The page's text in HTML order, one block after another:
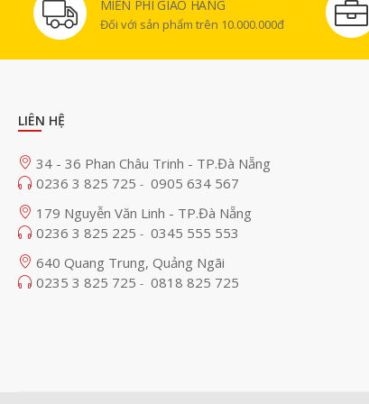
MIỄN PHÍ GIAO HÀNG
Đối với sản phẩm trên 10.000.000đ
LIÊN HỆ
34 - 36 Phan Châu Trinh - TP.Đà Nẵng
0236 3 825 725 - 0905 634 567
179 Nguyễn Văn Linh - TP.Đà Nẵng
0236 3 825 225 - 0345 555 553
640 Quang Trung, Quảng Ngãi
0235 3 825 725 - 0818 825 725